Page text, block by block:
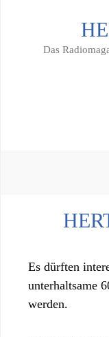
Das
Es dürften
unterhaltsame
werden.